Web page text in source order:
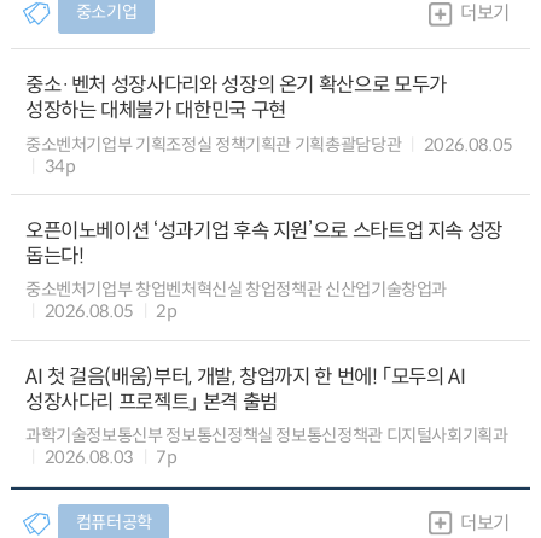
중소기업 더보기
중소·벤처 성장사다리와 성장의 온기 확산으로 모두가
성장하는 대체불가 대한민국 구현
중소벤처기업부 기획조정실 정책기획관 기획총괄담당관
2026.08.05
34p
오픈이노베이션 ‘성과기업 후속 지원’으로 스타트업 지속 성장
돕는다!
중소벤처기업부 창업벤처혁신실 창업정책관 신산업기술창업과
2026.08.05
2p
AI 첫 걸음(배움)부터, 개발, 창업까지 한 번에! 「모두의 AI
성장사다리 프로젝트」 본격 출범
과학기술정보통신부 정보통신정책실 정보통신정책관 디지털사회기획과
2026.08.03
7p
컴퓨터공학 더보기